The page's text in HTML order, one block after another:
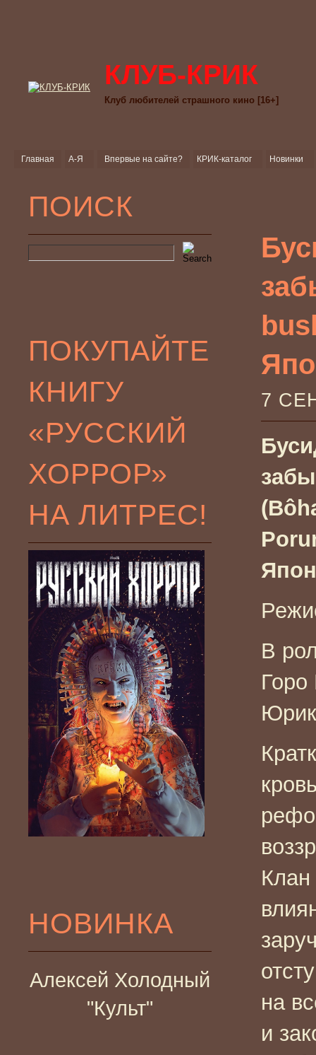
КЛУБ-КРИК
Клуб любителей страшного кино [16+]
Главная А-Я Впервые на сайте? КРИК-каталог Новинки
ПОИСК
ПОКУПАЙТЕ
КНИГУ
«РУССКИЙ
ХОРРОР»
НА ЛИТРЕС!
НОВИНКА
Алексей Холодный
"Культ"
7
В
Клан
на
и